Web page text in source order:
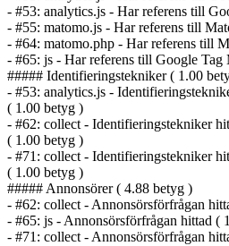
- #53: analytics.js - Har referens till
- #55: matomo.js - Har referens till
- #64: matomo.php - Har referens till
- #65: js - Har referens till Google Tag
##### Identifierings­tekniker ( 1.00
- #53: analytics.js -
( 1.00 betyg )
- #62: collect - Identifierings­tekniker
( 1.00 betyg )
- #71: collect - Identifierings­tekniker
( 1.00 betyg )
##### Annonsörer ( 4.88 betyg )
- #62: collect - Annonsörs­förfrågan
- #65: js - Annonsörs­förfrågan hittad (
- #71: collect - Annonsörs­förfrågan